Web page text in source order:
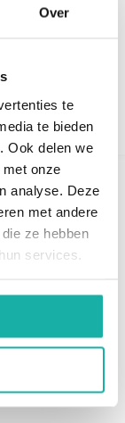
Over
te
te bieden
Ook delen we
onze
analyse. Deze
met andere
ze hebben
services.